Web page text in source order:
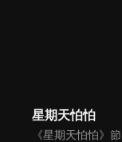
星期天怕怕